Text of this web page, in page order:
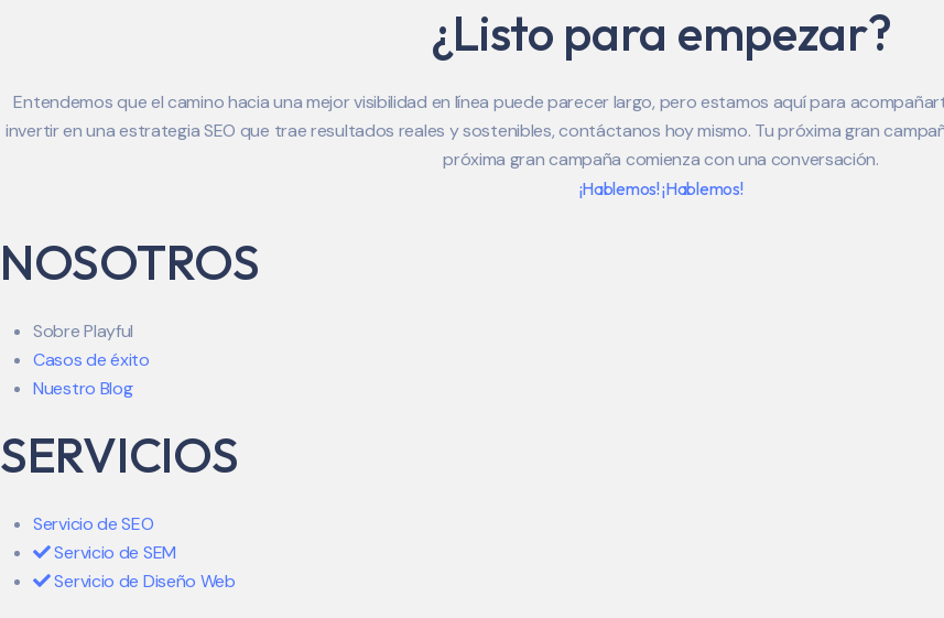
¿Listo para empezar?
Entendemos que el camino hacia una mejor visibilidad en línea puede parecer largo, pero estamos aquí para
invertir en una estrategia SEO que trae resultados reales y sostenibles, contáctanos hoy mismo. Tu próxima gran
próxima gran campaña comienza con una conversación.
¡Hablemos!¡Hablemos!
NOSOTROS
Sobre Playful
Casos de éxito
Nuestro Blog
SERVICIOS
Servicio de SEO
Servicio de SEM
Servicio de Diseño Web